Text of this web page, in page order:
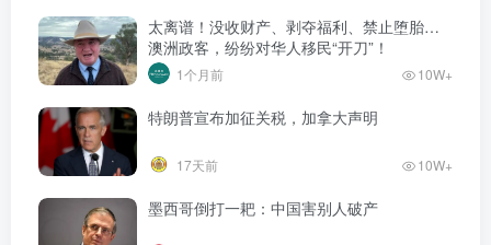
太离谱！没收财产、剥夺福利、禁止堕胎…
澳洲政客，纷纷对华人移民“开刀”！
1个月前 10W+
特朗普宣布加征关税，加拿大声明
17天前 10W+
墨西哥倒打一耙：中国害别人破产